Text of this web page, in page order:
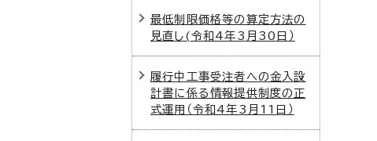
最低制限価格等の算定方法の
見直し(令和4年3月30日）
履行中工事受注者への金入設
計書に係る情報提供制度の正
式運用（令和4年3月11日）